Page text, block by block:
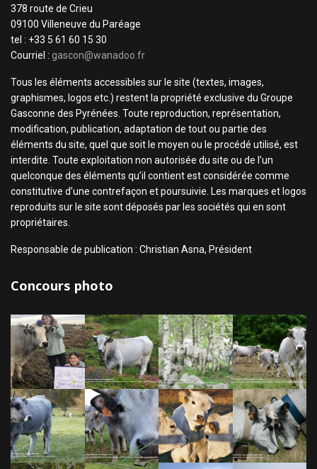
378 route de Crieu
09100 Villeneuve du Paréage
tel : +33 5 61 60 15 30
Courriel : gascon@wanadoo.fr
Tous les éléments accessibles sur le site (textes, images,
graphismes, logos etc.) restent la propriété exclusive du Groupe
Gasconne des Pyrénées. Toute reproduction, représentation,
modification, publication, adaptation de tout ou partie des
éléments du site, quel que soit le moyen ou le procédé utilisé, est
interdite. Toute exploitation non autorisée du site ou de l’un
quelconque des éléments qu’il contient est considérée comme
constitutive d’une contrefaçon et poursuivie. Les marques et logos
reproduits sur le site sont déposés par les sociétés qui en sont
propriétaires.
Responsable de publication : Christian Asna, Président
Concours photo